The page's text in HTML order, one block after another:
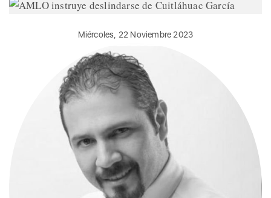
Miércoles, 22 Noviembre 2023